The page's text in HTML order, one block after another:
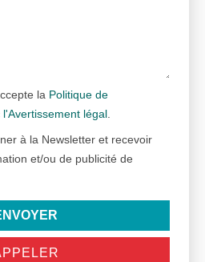
la Politique de
l'Avertissement légal
à la Newsletter et recevoir
et/ou de publicité de